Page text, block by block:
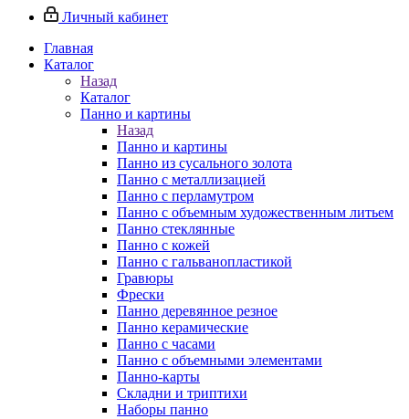
Личный кабинет
Главная
Каталог
Назад
Каталог
Панно и картины
Назад
Панно и картины
Панно из сусального золота
Панно с металлизацией
Панно с перламутром
Панно с объемным художественным литьем
Панно стеклянные
Панно с кожей
Панно с гальванопластикой
Гравюры
Фрески
Панно деревянное резное
Панно керамические
Панно с часами
Панно с объемными элементами
Панно-карты
Складни и триптихи
Наборы панно